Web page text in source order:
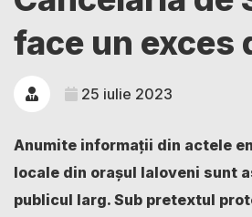
face un exces
25 iulie 2023
Anumite informații din actele
locale din orașul Ialoveni sunt
publicul larg. Sub pretextul